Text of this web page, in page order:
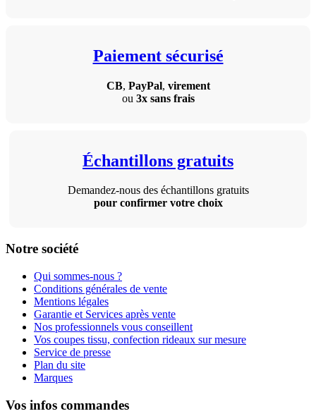
Paiement sécurisé
CB, PayPal, virement
ou 3x sans frais
Échantillons gratuits
Demandez-nous des échantillons gratuits
pour confirmer votre choix
Notre société
Qui sommes-nous ?
Conditions générales de vente
Mentions légales
Garantie et Services après vente
Nos professionnels vous conseillent
Vos coupes tissu, confection rideaux sur mesure
Service de presse
Plan du site
Marques
Vos infos commandes